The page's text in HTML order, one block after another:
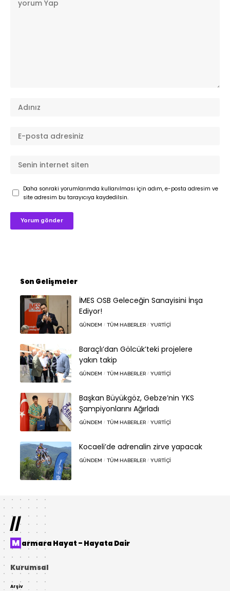
Daha sonraki yorumlarımda kullanılması için adım, e-posta adresim ve
site adresim bu tarayıcıya kaydedilsin.
Son Gelişmeler
İMES OSB Geleceğin Sanayisini İnşa
Ediyor!
GÜNDEM TÜM HABERLER YURTIÇI
Baraçlı’dan Gölcük’teki projelere
yakın takip
GÜNDEM TÜM HABERLER YURTIÇI
Başkan Büyükgöz, Gebze’nin YKS
Şampiyonlarını Ağırladı
GÜNDEM TÜM HABERLER YURTIÇI
Kocaeli’de adrenalin zirve yapacak
GÜNDEM TÜM HABERLER YURTIÇI
//
Marmara Hayat – Hayata Dair
Kurumsal
Arşiv